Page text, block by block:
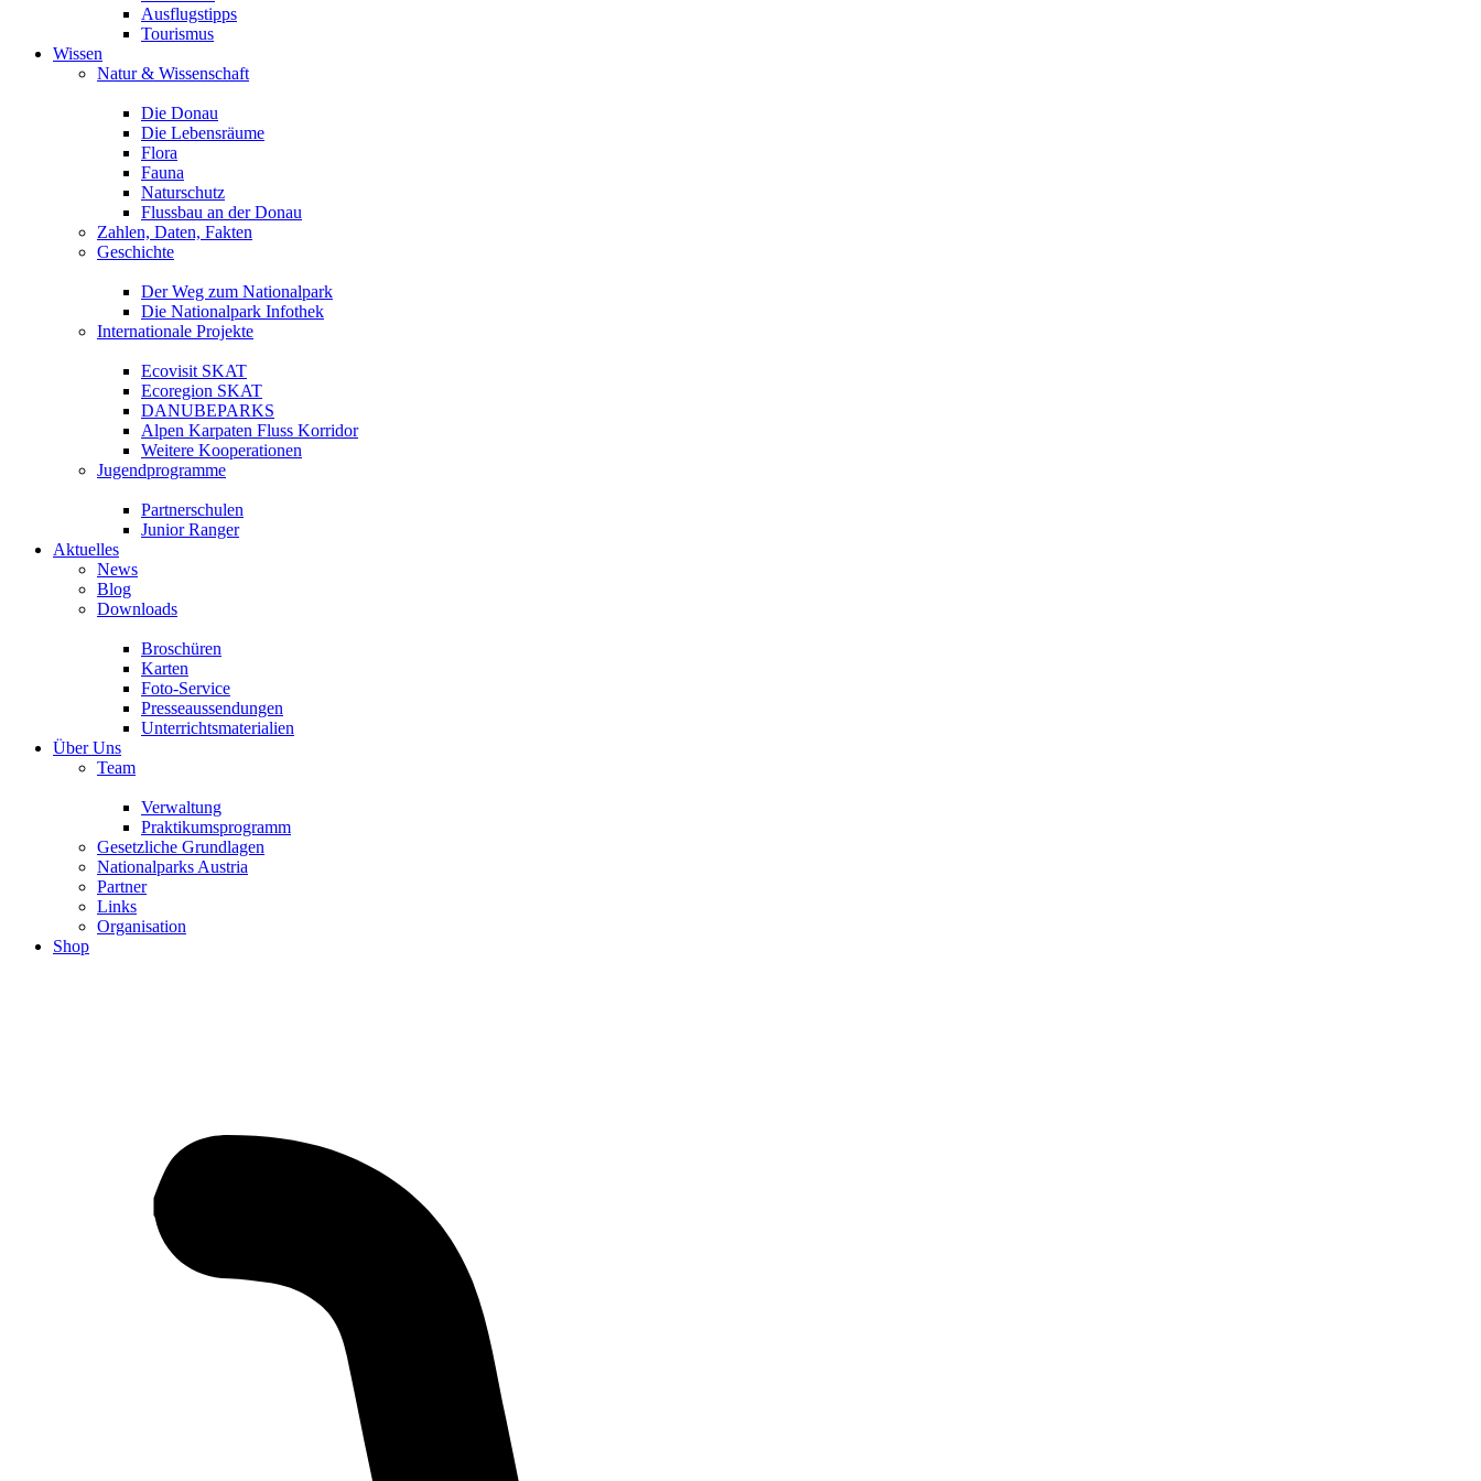
Ausflugstipps
Tourismus
Wissen
Natur & Wissenschaft
Die Donau
Die Lebensräume
Flora
Fauna
Naturschutz
Flussbau an der Donau
Zahlen, Daten, Fakten
Geschichte
Der Weg zum Nationalpark
Die Nationalpark Infothek
Internationale Projekte
Ecovisit SKAT
Ecoregion SKAT
DANUBEPARKS
Alpen Karpaten Fluss Korridor
Weitere Kooperationen
Jugendprogramme
Partnerschulen
Junior Ranger
Aktuelles
News
Blog
Downloads
Broschüren
Karten
Foto-Service
Presseaussendungen
Unterrichtsmaterialien
Über Uns
Team
Verwaltung
Praktikumsprogramm
Gesetzliche Grundlagen
Nationalparks Austria
Partner
Links
Organisation
Shop